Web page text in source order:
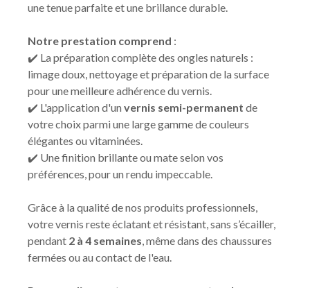
une tenue parfaite et une brillance durable.
Notre prestation comprend :
✔️ La préparation complète des ongles naturels :
limage doux, nettoyage et préparation de la surface
pour une meilleure adhérence du vernis.
✔️ L'application d'un vernis semi-permanent de
votre choix parmi une large gamme de couleurs
élégantes ou vitaminées.
✔️ Une finition brillante ou mate selon vos
préférences, pour un rendu impeccable.
Grâce à la qualité de nos produits professionnels,
votre vernis reste éclatant et résistant, sans s’écailler,
pendant 2 à 4 semaines, même dans des chaussures
fermées ou au contact de l'eau.